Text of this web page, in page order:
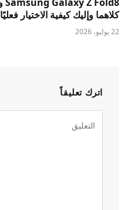
كلاهما وإليك كيفية الاختيار فعليًا
22 يوليو، 2026
اترك تعليقاً